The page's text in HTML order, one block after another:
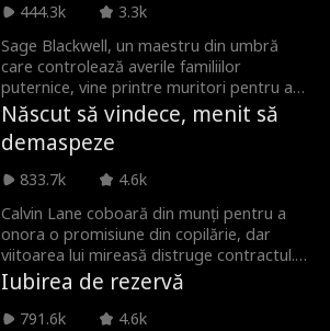
a transformat și a decis să participe la
evaluarea celor 7 Divizii ca să revină în
sectă!
444.3k
3.3k
Sage Blackwell, un maestru din umbră
care controlează averile familiilor
puternice, vine printre muritori pentru a
respecta ultima dorință a discipolului său.
Deghizat ca ginere în familia Neill, el îi
protejează de ruină timp de 3 ani, deși
este batjocorit și tratat ca un servitor.
Când perioada se încheie, el pleacă
discret. Fără protecția sa, norocul familiei
se prăbușește peste noapte. Aflând
adevărul prea târziu, fosta soție îl imploră
să revină.
Născut să vindece, menit să
demaspeze
833.7k
4.6k
Calvin Lane coboară din munți pentru a
onora o promisiune din copilărie, dar
viitoarea lui mireasă distruge contractul.
După ce îl salvează pe capul familiei
Hayes, Calvin ajunge legat de distanta
moștenitoare Tessa Hayes. Când forțe
Iubirea de rezervă
791.6k
4.6k